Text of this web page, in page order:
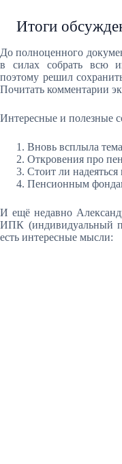
Итоги
До полноценного
в силах собрать всю
поэтому решил
Почитать комментарии
Интересные и полезные
Вновь всплыла
Откровения про
Стоит ли
Пенсионным
И ещё недавно
ИПК (индивидуальный
есть интересные мысли: